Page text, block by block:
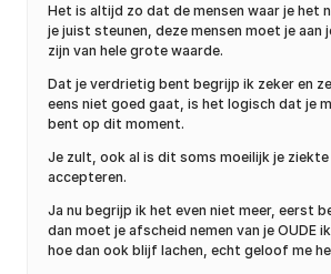
Het is altijd zo dat de mensen waar je het
je juist steunen, deze mensen moet je aan
zijn van hele grote waarde.
Dat je verdrietig bent begrijp ik zeker en
eens niet goed gaat, is het logisch dat je
bent op dit moment.
Je zult, ook al is dit soms moeilijk je
accepteren.
Ja nu begrijp ik het even niet meer, eerst
dan moet je afscheid nemen van je OUDE
hoe dan ook blijf lachen, echt geloof me